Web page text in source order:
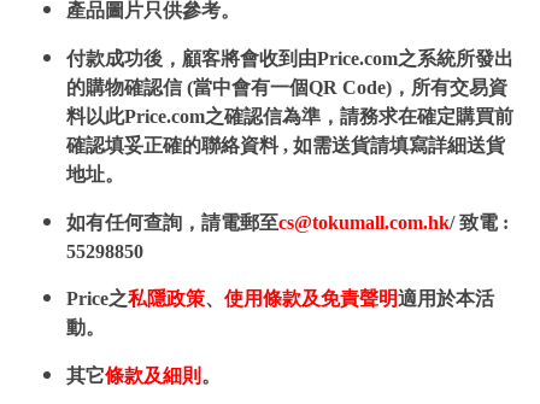
產品圖片只供參考。
付款成功後，顧客將會收到由Price.com之系統所發出
的購物確認信 (當中會有一個QR Code)，所有交易資
料以此Price.com之確認信為準，請務求在確定購買前
確認填妥正確的聯絡資料 , 如需送貨請填寫詳細送貨
地址。
如有任何查詢，請電郵至cs@tokumall.com.hk/ 致電 :
55298850
Price之私隱政策、 使用條款及免責聲明適用於本活
動。
其它條款及細則 。